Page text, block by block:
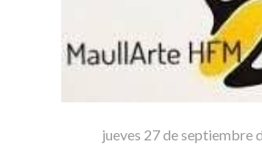
jueves 27 de septiembre